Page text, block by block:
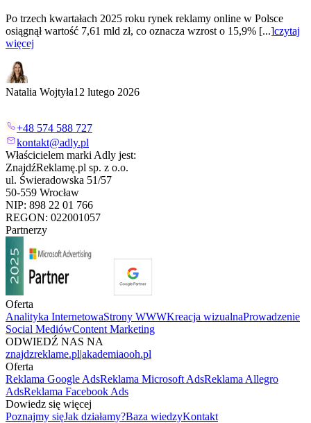
Po trzech kwartałach 2025 roku rynek reklamy online w Polsce
osiągnął wartość 7,61 mld zł, co oznacza wzrost o 15,9% [...]czytaj
więcej
Natalia Wojtyła12 lutego 2026
+48 574 588 727
kontakt@adly.pl
Właścicielem marki Adly jest:
ZnajdźReklamę.pl sp. z o.o.
ul. Świeradowska 51/57
50-559 Wrocław
NIP: 898 22 01 766
REGON: 022001057
Partnerzy
Oferta
Analityka InternetowaStrony WWWKreacja wizualnaProwadzenie
Social MediówContent Marketing
ODWIEDŹ NAS NA
znajdzreklame.pl|akademiaooh.pl
Oferta
Reklama Google AdsReklama Microsoft AdsReklama Allegro
AdsReklama Facebook Ads
Dowiedz się więcej
Poznajmy sięJak działamy?Baza wiedzyKontakt